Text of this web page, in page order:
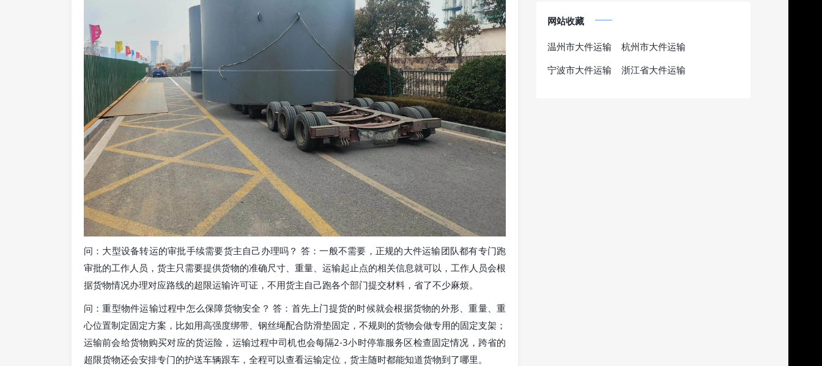
问：大型设备转运的审批手续需要货主自己办理吗？ 答：一般不需要，正规的大件运输团队都有专门跑
审批的工作人员，货主只需要提供货物的准确尺寸、重量、运输起止点的相关信息就可以，工作人员会根
据货物情况办理对应路线的超限运输许可证，不用货主自己跑各个部门提交材料，省了不少麻烦。
问：重型物件运输过程中怎么保障货物安全？ 答：首先上门提货的时候就会根据货物的外形、重量、重
心位置制定固定方案，比如用高强度绑带、钢丝绳配合防滑垫固定，不规则的货物会做专用的固定支架；
运输前会给货物购买对应的货运险，运输过程中司机也会每隔2-3小时停靠服务区检查固定情况，跨省的
超限货物还会安排专门的护送车辆跟车，全程可以查看运输定位，货主随时都能知道货物到了哪里。
网站收藏
温州市大件运输
杭州市大件运输
宁波市大件运输
浙江省大件运输